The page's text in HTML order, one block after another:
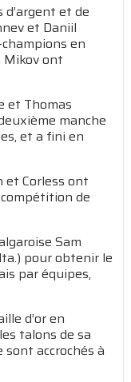
et de
et Daniil
en
Mikov ont
et Thomas
manche
et a fini en
et Corless ont
de
Sam
pour obtenir le
par équipes,
d’or en
talons de sa
sont accrochés à